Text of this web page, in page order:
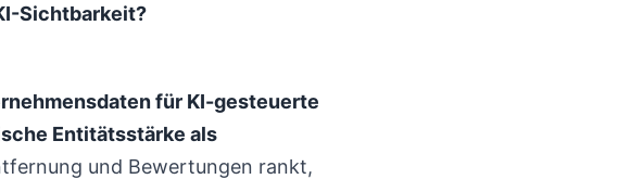
Sichtbarkeit?
für KI-gesteuerte
Entitätsstärke als
und Bewertungen rankt,